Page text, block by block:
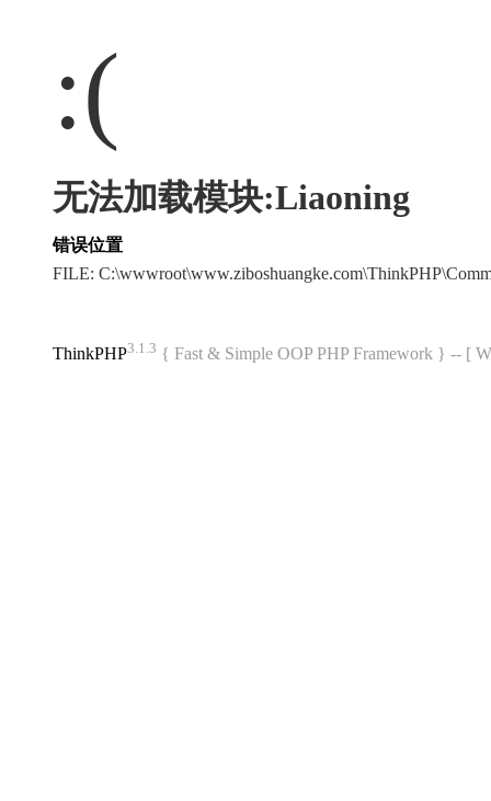
:(
无法加载模块:Liaoning
错误位置
FILE:
ThinkPHP3.1.3 { Fast & Simple OOP PHP Framework } -- [